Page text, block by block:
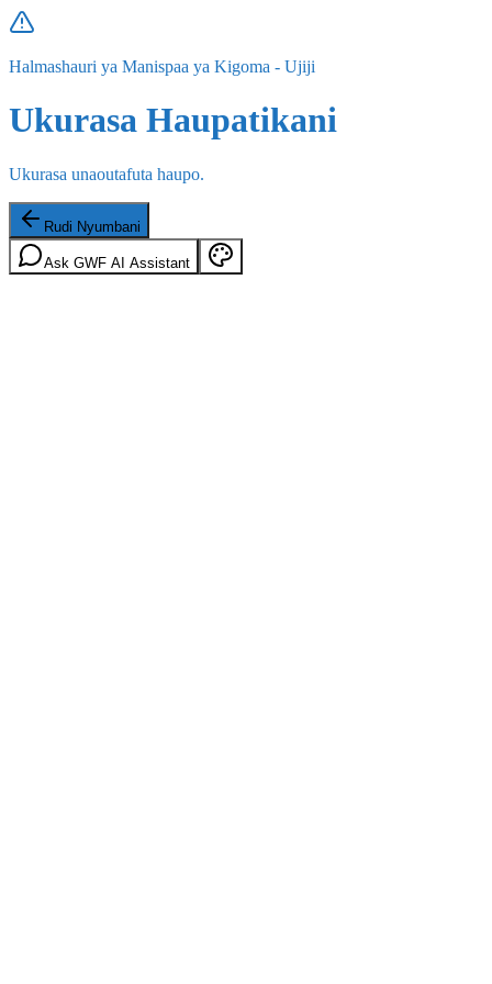
Halmashauri ya Manispaa ya Kigoma - Ujiji
Ukurasa Haupatikani
Ukurasa unaoutafuta haupo.
Rudi Nyumbani
Ask GWF AI Assistant